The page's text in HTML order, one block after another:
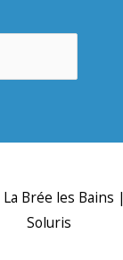
La Brée les Bains
Soluris